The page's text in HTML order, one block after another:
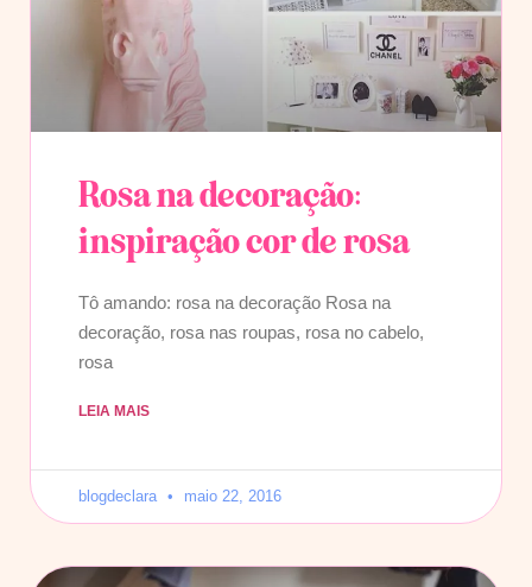
Rosa na decoração:
inspiração cor de rosa
Tô amando: rosa na decoração Rosa na
decoração, rosa nas roupas, rosa no cabelo,
rosa
LEIA MAIS
blogdeclara maio 22, 2016